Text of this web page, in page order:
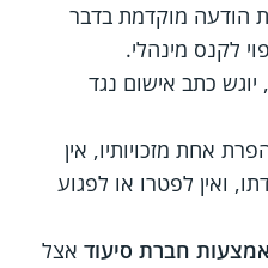
הודעה מוקדמת בדבר
לקנס מינהלי.
כתב אישום נגד
אחת מזכויותיו, אין
ואין לפטרו או לפגוע
חברת סיעוד אצל